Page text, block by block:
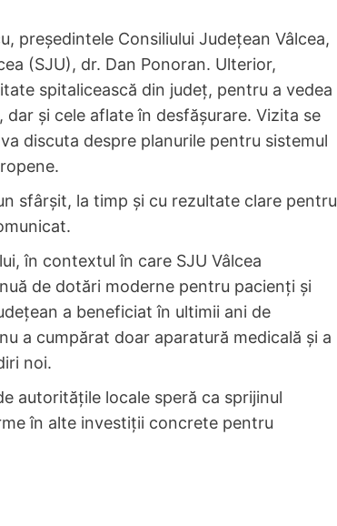
președintele Consiliului Județean Vâlcea,
(SJU), dr. Dan Ponoran. Ulterior,
spitalicească din județ, pentru a vedea
și cele aflate în desfășurare. Vizita se
discuta despre planurile pentru sistemul
sfârșit, la timp și cu rezultate clare pentru
în contextul în care SJU Vâlcea
de dotări moderne pentru pacienți și
a beneficiat în ultimii ani de
a cumpărat doar aparatură medicală și a
noi.
autoritățile locale speră ca sprijinul
în alte investiții concrete pentru